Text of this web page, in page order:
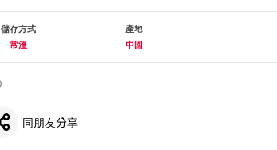
儲存方式
常溫
產地
中國
同朋友分享